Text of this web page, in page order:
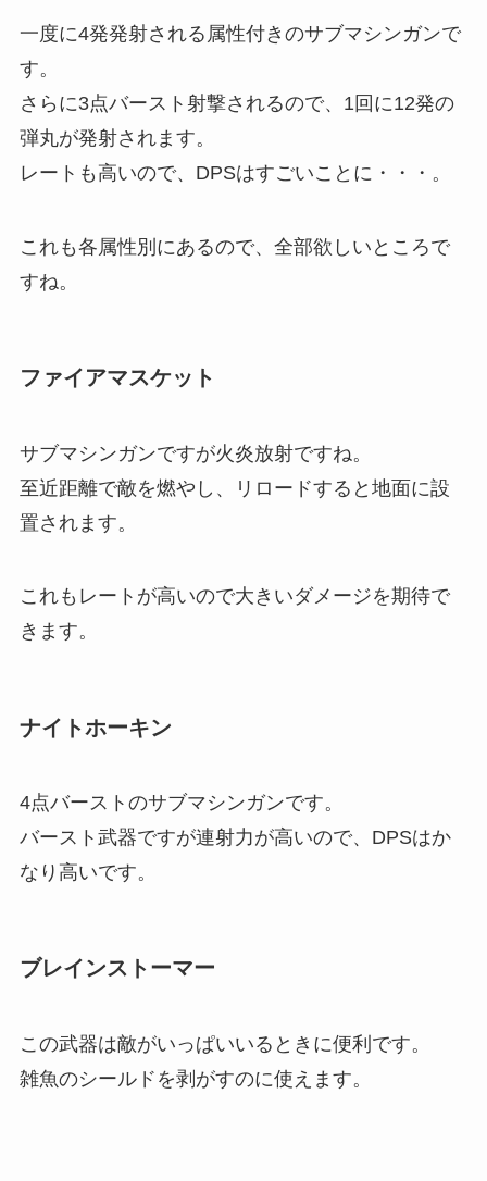
一度に4発発射される属性付きのサブマシンガンで
す。
さらに3点バースト射撃されるので、1回に12発の
弾丸が発射されます。
レートも高いので、DPSはすごいことに・・・。
これも各属性別にあるので、全部欲しいところで
すね。
ファイアマスケット
サブマシンガンですが火炎放射ですね。
至近距離で敵を燃やし、リロードすると地面に設
置されます。
これもレートが高いので大きいダメージを期待で
きます。
ナイトホーキン
4点バーストのサブマシンガンです。
バースト武器ですが連射力が高いので、DPSはか
なり高いです。
ブレインストーマー
この武器は敵がいっぱいいるときに便利です。
雑魚のシールドを剥がすのに使えます。